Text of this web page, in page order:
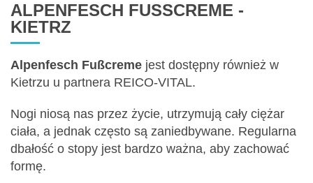
ALPENFESCH FUSSCREME - K
IETRZ
Alpenfesch Fußcreme jest dostępny również w
Kietrzu u partnera REICO-VITAL.
Nogi niosą nas przez życie, utrzymują cały ciężar
ciała, a jednak często są zaniedbywane. Regularna
dbałość o stopy jest bardzo ważna, aby zachować
formę.